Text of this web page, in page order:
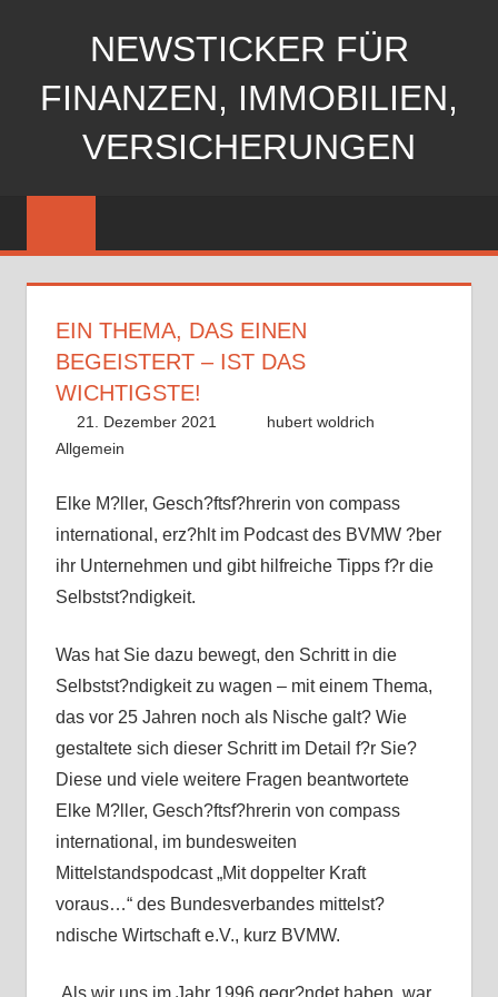
NEWSTICKER FÜR
FINANZEN, IMMOBILIEN,
VERSICHERUNGEN
EIN THEMA, DAS EINEN
BEGEISTERT – IST DAS
WICHTIGSTE!
21. Dezember 2021
hubert woldrich
Allgemein
Elke M?ller, Gesch?ftsf?hrerin von compass
international, erz?hlt im Podcast des BVMW ?ber
ihr Unternehmen und gibt hilfreiche Tipps f?r die
Selbstst?ndigkeit.
Was hat Sie dazu bewegt, den Schritt in die
Selbstst?ndigkeit zu wagen – mit einem Thema,
das vor 25 Jahren noch als Nische galt? Wie
gestaltete sich dieser Schritt im Detail f?r Sie?
Diese und viele weitere Fragen beantwortete
Elke M?ller, Gesch?ftsf?hrerin von compass
international, im bundesweiten
Mittelstandspodcast „Mit doppelter Kraft
voraus…“ des Bundesverbandes mittelst?
ndische Wirtschaft e.V., kurz BVMW.
„Als wir uns im Jahr 1996 gegr?ndet haben, war